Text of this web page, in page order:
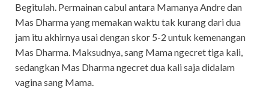
Begitulah. Permainan cabul antara Mamanya Andre dan
Mas Dharma yang memakan waktu tak kurang dari dua
jam itu akhirnya usai dengan skor 5-2 untuk kemenangan
Mas Dharma. Maksudnya, sang Mama ngecret tiga kali,
sedangkan Mas Dharma ngecret dua kali saja didalam
vagina sang Mama.